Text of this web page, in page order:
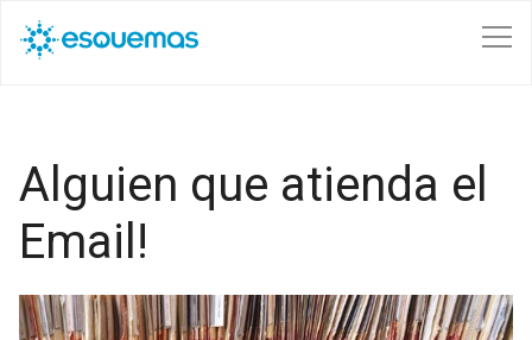
Alguien que atienda el
Email!